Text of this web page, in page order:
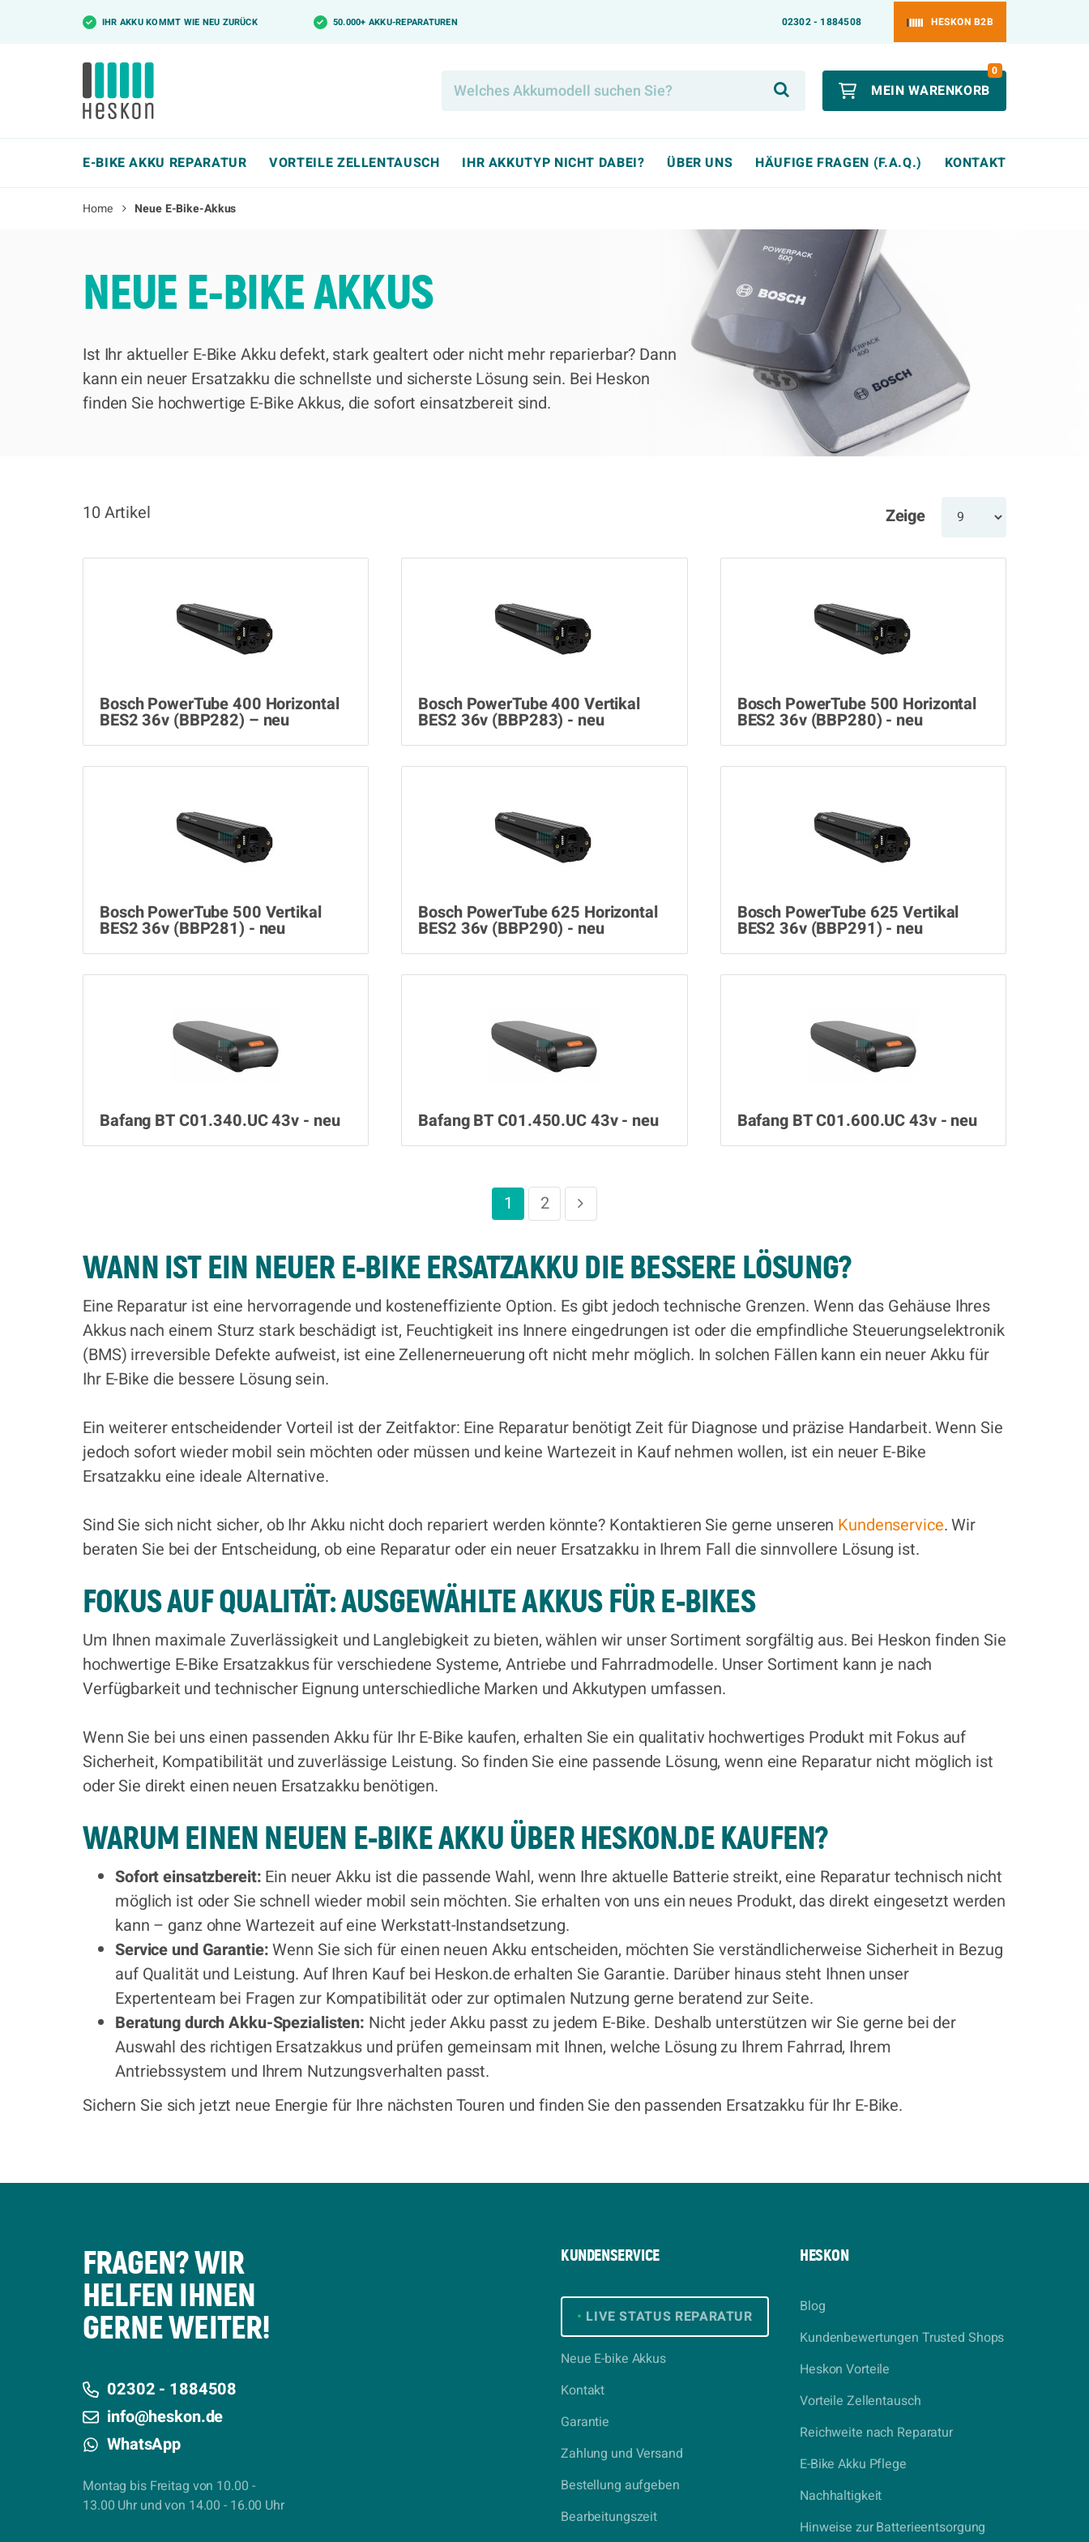
✓ IHR AKKU KOMMT WIE NEU ZURÜCK ✓ 50.000+ AKKU-REPARATUREN 02302 - 1884508 HESKON B2B
MEIN WARENKORB
0
E-BIKE AKKU REPARATUR VORTEILE ZELLENTAUSCH IHR AKKUTYP NICHT DABEI? ÜBER UNS HÄUFIGE FRAGEN (F.A.Q.) KONTAKT
Home Neue E-Bike-Akkus
NEUE E-BIKE AKKUS
Ist Ihr aktueller E-Bike Akku defekt, stark gealtert oder nicht mehr reparierbar? Dann
kann ein neuer Ersatzakku die schnellste und sicherste Lösung sein. Bei Heskon
finden Sie hochwertige E-Bike Akkus, die sofort einsatzbereit sind.
10 Artikel Zeige
Bosch PowerTube 400 Horizontal
BES2 36v (BBP282) – neu
Bosch PowerTube 400 Vertikal
BES2 36v (BBP283) - neu
Bosch PowerTube 500 Horizontal
BES2 36v (BBP280) - neu
Bosch PowerTube 500 Vertikal
BES2 36v (BBP281) - neu
Bosch PowerTube 625 Horizontal
BES2 36v (BBP290) - neu
Bosch PowerTube 625 Vertikal
BES2 36v (BBP291) - neu
Bafang BT C01.340.UC 43v - neu Bafang BT C01.450.UC 43v - neu Bafang BT C01.600.UC 43v - neu
1 2
WANN IST EIN NEUER E-BIKE ERSATZAKKU DIE BESSERE LÖSUNG?
Eine Reparatur ist eine hervorragende und kosteneffiziente Option. Es gibt jedoch technische Grenzen. Wenn das Gehäuse Ihres
Akkus nach einem Sturz stark beschädigt ist, Feuchtigkeit ins Innere eingedrungen ist oder die empfindliche Steuerungselektronik
(BMS) irreversible Defekte aufweist, ist eine Zellenerneuerung oft nicht mehr möglich. In solchen Fällen kann ein neuer Akku für
Ihr E-Bike die bessere Lösung sein.
Ein weiterer entscheidender Vorteil ist der Zeitfaktor: Eine Reparatur benötigt Zeit für Diagnose und präzise Handarbeit. Wenn Sie
jedoch sofort wieder mobil sein möchten oder müssen und keine Wartezeit in Kauf nehmen wollen, ist ein neuer E-Bike
Ersatzakku eine ideale Alternative.
Sind Sie sich nicht sicher, ob Ihr Akku nicht doch repariert werden könnte? Kontaktieren Sie gerne unseren Kundenservice. Wir
beraten Sie bei der Entscheidung, ob eine Reparatur oder ein neuer Ersatzakku in Ihrem Fall die sinnvollere Lösung ist.
FOKUS AUF QUALITÄT: AUSGEWÄHLTE AKKUS FÜR E-BIKES
Um Ihnen maximale Zuverlässigkeit und Langlebigkeit zu bieten, wählen wir unser Sortiment sorgfältig aus. Bei Heskon finden Sie
hochwertige E-Bike Ersatzakkus für verschiedene Systeme, Antriebe und Fahrradmodelle. Unser Sortiment kann je nach
Verfügbarkeit und technischer Eignung unterschiedliche Marken und Akkutypen umfassen.
Wenn Sie bei uns einen passenden Akku für Ihr E-Bike kaufen, erhalten Sie ein qualitativ hochwertiges Produkt mit Fokus auf
Sicherheit, Kompatibilität und zuverlässige Leistung. So finden Sie eine passende Lösung, wenn eine Reparatur nicht möglich ist
oder Sie direkt einen neuen Ersatzakku benötigen.
WARUM EINEN NEUEN E-BIKE AKKU ÜBER HESKON.DE KAUFEN?
Sofort einsatzbereit: Ein neuer Akku ist die passende Wahl, wenn Ihre aktuelle Batterie streikt, eine Reparatur technisch nicht
möglich ist oder Sie schnell wieder mobil sein möchten. Sie erhalten von uns ein neues Produkt, das direkt eingesetzt werden
kann – ganz ohne Wartezeit auf eine Werkstatt-Instandsetzung.
Service und Garantie:Wenn Sie sich für einen neuen Akku entscheiden, möchten Sie verständlicherweise Sicherheit in Bezug
auf Qualität und Leistung. Auf Ihren Kauf bei Heskon.de erhalten Sie Garantie. Darüber hinaus steht Ihnen unser
Expertenteam bei Fragen zur Kompatibilität oder zur optimalen Nutzung gerne beratend zur Seite.
Beratung durch Akku-Spezialisten: Nicht jeder Akku passt zu jedem E-Bike. Deshalb unterstützen wir Sie gerne bei der
Auswahl des richtigen Ersatzakkus und prüfen gemeinsam mit Ihnen, welche Lösung zu Ihrem Fahrrad, Ihrem
Antriebssystem und Ihrem Nutzungsverhalten passt.
Sichern Sie sich jetzt neue Energie für Ihre nächsten Touren und finden Sie den passenden Ersatzakku für Ihr E-Bike.
FRAGEN? WIR
HELFEN IHNEN
GERNE WEITER!
02302 - 1884508
info@heskon.de
WhatsApp
Montag bis Freitag von 10.00 -
13.00 Uhr und von 14.00 - 16.00 Uhr
KUNDENSERVICE
• LIVE STATUS REPARATUR
Neue E-bike Akkus
Kontakt
Garantie
Zahlung und Versand
Bestellung aufgeben
Bearbeitungszeit
HESKON
Blog
Kundenbewertungen Trusted Shops
Heskon Vorteile
Vorteile Zellentausch
Reichweite nach Reparatur
E-Bike Akku Pflege
Nachhaltigkeit
Hinweise zur Batterieentsorgung